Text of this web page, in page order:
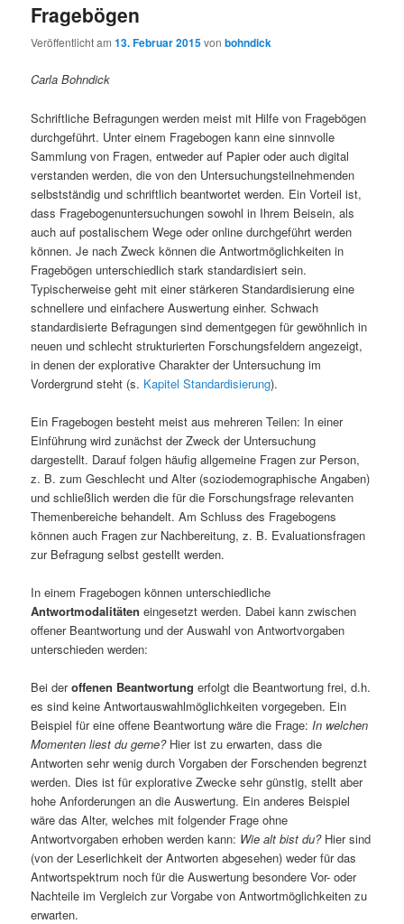
Fragebögen
Veröffentlicht am13. Februar 2015vonbohndick
Carla Bohndick
Schriftliche Befragungen werden meist mit Hilfe von Fragebögen
durchgeführt. Unter einem Fragebogen kann eine sinnvolle
Sammlung von Fragen, entweder auf Papier oder auch digital
verstanden werden, die von den Untersuchungsteilnehmenden
selbstständig und schriftlich beantwortet werden. Ein Vorteil ist,
dass Fragebogenuntersuchungen sowohl in Ihrem Beisein, als
auch auf postalischem Wege oder online durchgeführt werden
können. Je nach Zweck können die Antwortmöglichkeiten in
Fragebögen unterschiedlich stark standardisiert sein.
Typischerweise geht mit einer stärkeren Standardisierung eine
schnellere und einfachere Auswertung einher. Schwach
standardisierte Befragungen sind dementgegen für gewöhnlich in
neuen und schlecht strukturierten Forschungsfeldern angezeigt,
in denen der explorative Charakter der Untersuchung im
Vordergrund steht (s. Kapitel Standardisierung).
Ein Fragebogen besteht meist aus mehreren Teilen: In einer
Einführung wird zunächst der Zweck der Untersuchung
dargestellt. Darauf folgen häufig allgemeine Fragen zur Person,
z. B. zum Geschlecht und Alter (soziodemographische Angaben)
und schließlich werden die für die Forschungsfrage relevanten
Themenbereiche behandelt. Am Schluss des Fragebogens
können auch Fragen zur Nachbereitung, z. B. Evaluationsfragen
zur Befragung selbst gestellt werden.
In einem Fragebogen können unterschiedliche
Antwortmodalitäten eingesetzt werden. Dabei kann zwischen
offener Beantwortung und der Auswahl von Antwortvorgaben
unterschieden werden:
Bei deroffenen Beantwortung erfolgt die Beantwortung frei, d.h.
es sind keine Antwortauswahlmöglichkeiten vorgegeben. Ein
Beispiel für eine offene Beantwortung wäre die Frage:In welchen
Momenten liest du gerne?Hier ist zu erwarten, dass die
Antworten sehr wenig durch Vorgaben der Forschenden begrenzt
werden. Dies ist für explorative Zwecke sehr günstig, stellt aber
hohe Anforderungen an die Auswertung. Ein anderes Beispiel
wäre das Alter, welches mit folgender Frage ohne
Antwortvorgaben erhoben werden kann: Wie alt bist du?Hier sind
(von der Leserlichkeit der Antworten abgesehen) weder für das
Antwortspektrum noch für die Auswertung besondere Vor- oder
Nachteile im Vergleich zur Vorgabe von Antwortmöglichkeiten zu
erwarten.